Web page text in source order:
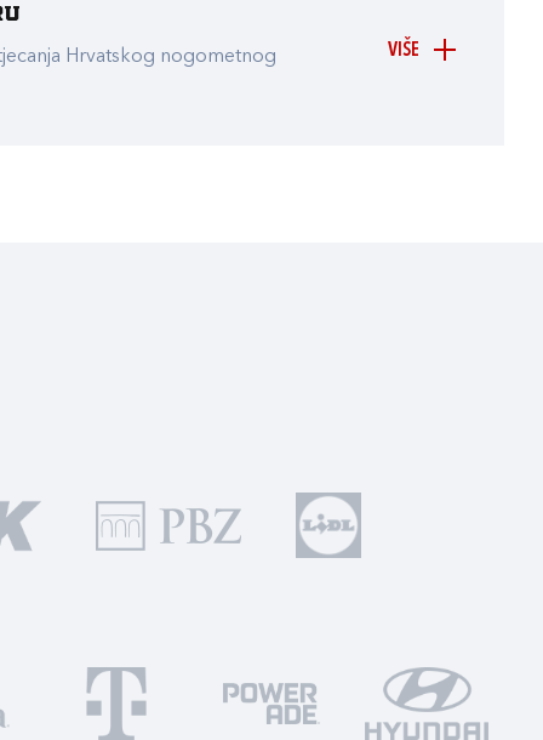
VIŠE
Hrvatskog nogometnog